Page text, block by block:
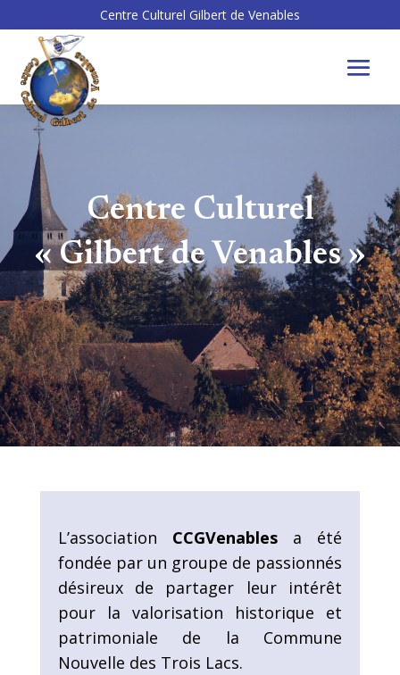
Centre Culturel Gilbert de Venables
Centre Culturel
« Gilbert de Venables »
L’association CCGVenablesa été
fondée par un groupe de passionnés
désireux de partager leur intérêt
pour la valorisation historique et
patrimoniale de la Commune
Nouvelle des Trois Lacs.